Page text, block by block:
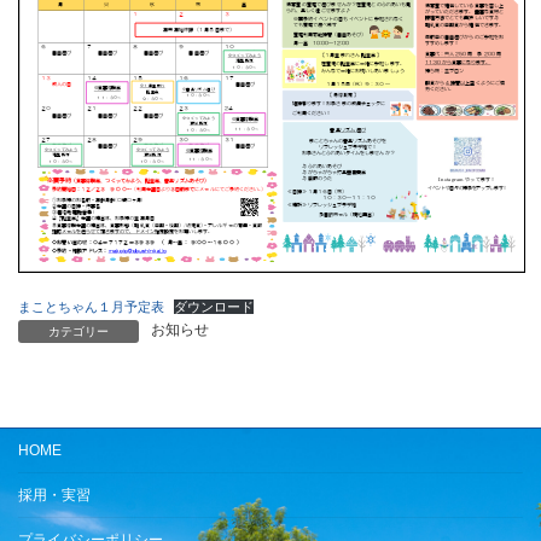
まことちゃん１月予定表 ダウンロード
カテゴリー お知らせ
HOME
採用・実習